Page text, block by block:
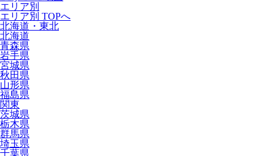
エリア別
エリア別 TOPへ
北海道・東北
北海道
青森県
岩手県
宮城県
秋田県
山形県
福島県
関東
茨城県
栃木県
群馬県
埼玉県
千葉県